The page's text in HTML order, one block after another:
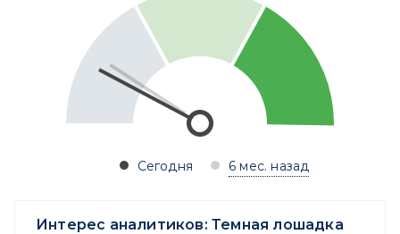
Сегодня 6 мес. назад
Интерес аналитиков: Темная лошадка